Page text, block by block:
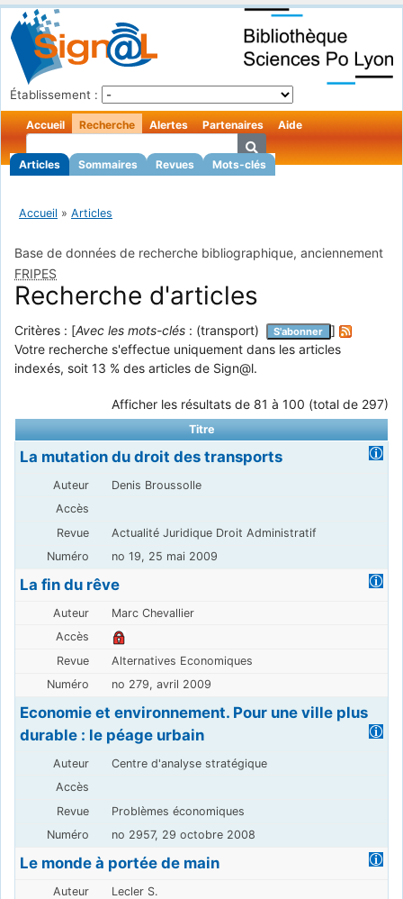
Établissement :
Accueil Recherche
Articles Sommaires Revues Mots-clés
Alertes Partenaires Aide
Accueil » Articles
Base de données de recherche bibliographique, anciennement
FRIPES
Recherche d'articles
Critères : [Avec les mots-clés : (transport) S'abonner
]
Votre recherche s'effectue uniquement dans les articles
indexés, soit 13 % des articles de Sign@l.
Afficher les résultats de 81 à 100 (total de 297)
Titre
La mutation du droit des transports
Denis Broussolle
Actualité Juridique Droit Administratif
no 19, 25 mai 2009
La fin du rêve
Marc Chevallier
Alternatives Economiques
no 279, avril 2009
Economie et environnement. Pour une ville plus
durable : le péage urbain
Centre d'analyse stratégique
Problèmes économiques
no 2957, 29 octobre 2008
Le monde à portée de main
Lecler S.